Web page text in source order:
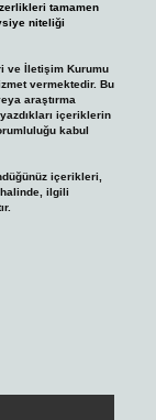
tamamen
niteliği
ve İletişim Kurumu
vermektedir. Bu
araştırma
içeriklerin
kabul
içerikleri,
ilgili